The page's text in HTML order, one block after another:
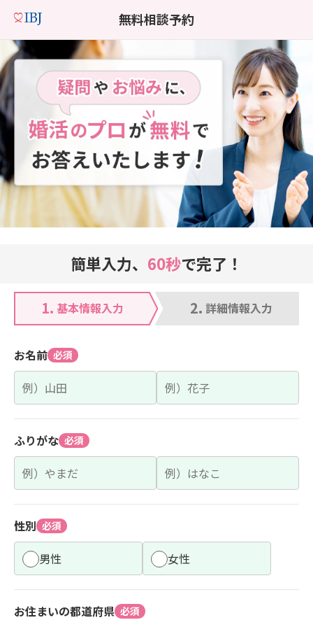
無料相談予約
簡単入力、 60秒で完了！
1. 基本情報入力 2. 詳細情報入力
お名前 必須
ふりがな 必須
性別 必須
男性 女性
お住まいの都道府県 必須